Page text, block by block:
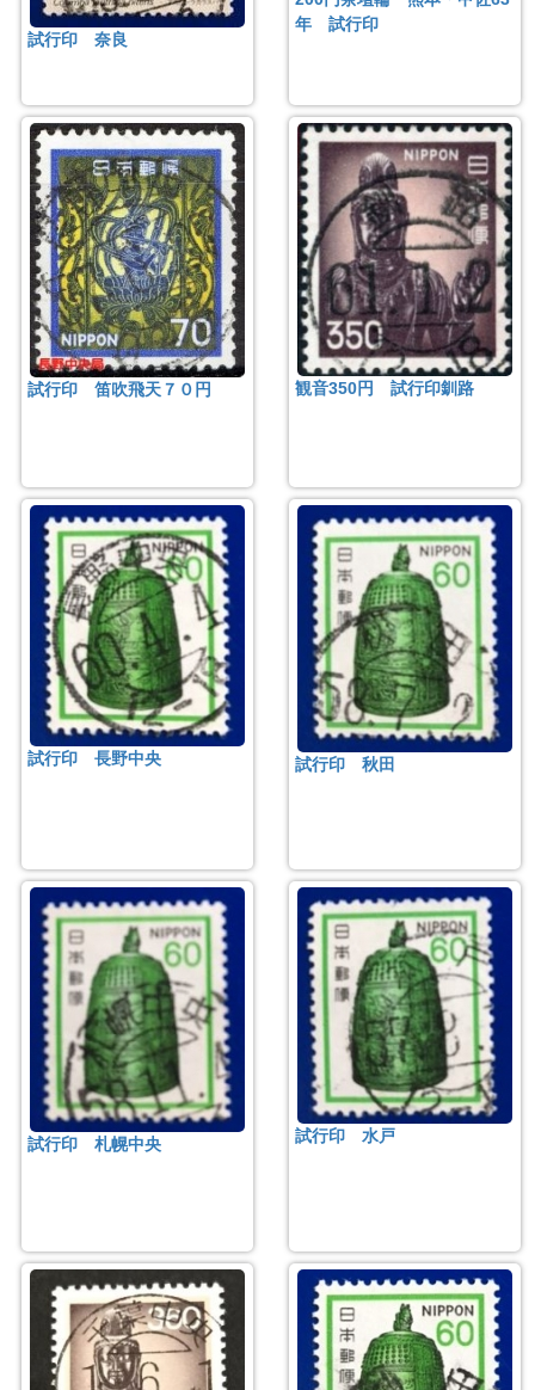
試行印 奈良
年 試行印
試行印 笛吹飛天７０円 観音350円 試行印釧路
試行印 長野中央 試行印 秋田
試行印 札幌中央 試行印 水戸